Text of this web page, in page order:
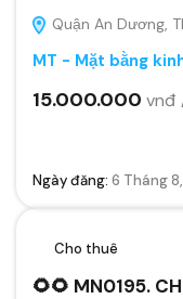
Quận An Dương,
MT - Mặt bằng
15.000.000 vnđ
Ngày đăng: 6 Tháng
Cho thuê
🌻🌻 MN0195.